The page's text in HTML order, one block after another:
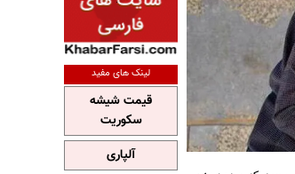
لینک های مفید
قیمت شیشه
سکوریت
آلپاری